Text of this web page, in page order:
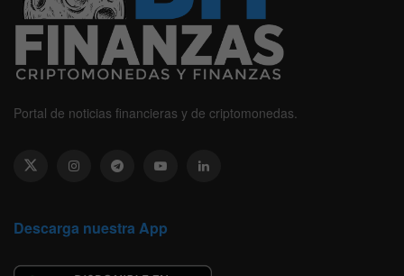
Portal de noticias financieras y de criptomonedas.
Descarga nuestra App